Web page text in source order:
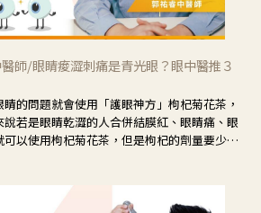
醫師/眼睛痠澀刺痛是青光眼？眼中醫推３
的問題就會使用「護眼神方」枸杞菊花茶，
若是眼睛乾澀的人合併結膜紅、眼睛痛、眼
以使用枸杞菊花茶，但是枸杞的劑量要少，
來治療；假如單純的眼睛乾澀，結膜沒有紅，